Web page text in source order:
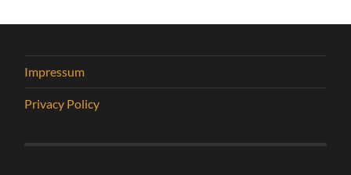
Impressum
Privacy Policy